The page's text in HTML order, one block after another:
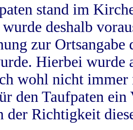
stand im
deshalb
zur
Hierbei wurde
wohl nicht
den Taufpaten
der Richtigkeit